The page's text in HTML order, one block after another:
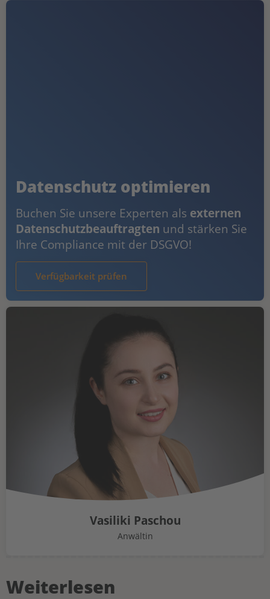
Datenschutz optimieren
Buchen Sie unsere Experten als externen
Datenschutzbeauftragten und stärken Sie
Ihre Compliance mit der DSGVO!
Verfügbarkeit prüfen
Vasiliki Paschou
Anwältin
Weiterlesen